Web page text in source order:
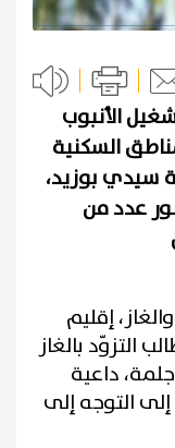
الأنبوب
السكنية
سيدي بوزيد،
عدد من
إقليم
التزوّد بالغاز
داعية
إلى التوجه إلى